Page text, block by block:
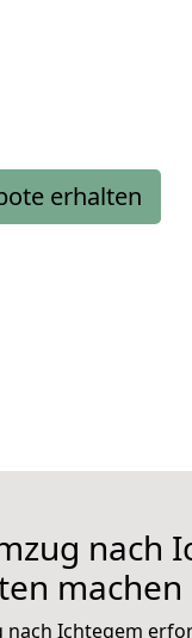
erhalten
nach
nach Ichtegem